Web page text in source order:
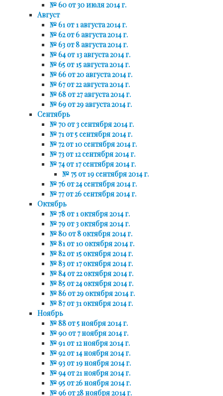
№ 60 от 30 июля 2014 г.
Август
№ 61 от 1 августа 2014 г.
№ 62 от 6 августа 2014 г.
№ 63 от 8 августа 2014 г.
№ 64 от 13 августа 2014 г.
№ 65 от 15 августа 2014 г.
№ 66 от 20 августа 2014 г.
№ 67 от 22 августа 2014 г.
№ 68 от 27 августа 2014 г.
№ 69 от 29 августа 2014 г.
Сентябрь
№ 70 от 3 сентября 2014 г.
№ 71 от 5 сентября 2014 г.
№ 72 от 10 сентября 2014 г.
№ 73 от 12 сентября 2014 г.
№ 74 от 17 сентября 2014 г.
№ 75 от 19 сентября 2014 г.
№ 76 от 24 сентября 2014 г.
№ 77 от 26 сентября 2014 г.
Октябрь
№ 78 от 1 октября 2014 г.
№ 79 от 3 октября 2014 г.
№ 80 от 8 октября 2014 г.
№ 81 от 10 октября 2014 г.
№ 82 от 15 октября 2014 г.
№ 83 от 17 октября 2014 г.
№ 84 от 22 октября 2014 г.
№ 85 от 24 октября 2014 г.
№ 86 от 29 октября 2014 г.
№ 87 от 31 октября 2014 г.
Ноябрь
№ 88 от 5 ноября 2014 г.
№ 90 от 7 ноября 2014 г.
№ 91 от 12 ноября 2014 г.
№ 92 от 14 ноября 2014 г.
№ 93 от 19 ноября 2014 г.
№ 94 от 21 ноября 2014 г.
№ 95 от 26 ноября 2014 г.
№ 96 от 28 ноября 2014 г.